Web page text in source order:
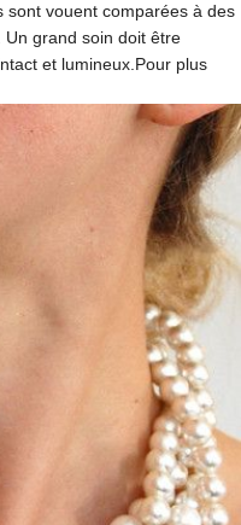
sont vouent comparées à des
grand soin doit être
et lumineux.Pour plus